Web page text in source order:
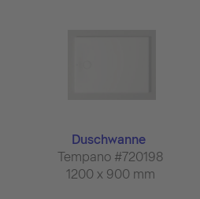
Duschwanne
Tempano #720198
1200 x 900 mm